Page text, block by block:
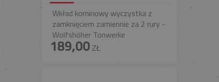
Wkład kominowy wyczystka z
zamknięciem zamiennie za 2 rury -
Wolfshöher Tonwerke
189,00ZŁ